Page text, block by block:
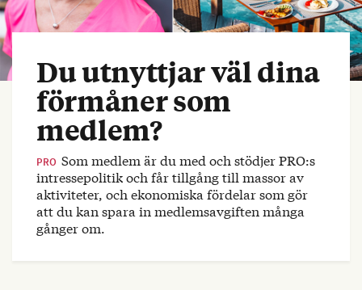
Du utnyttjar väl dina
förmåner som
medlem?
PRO Som medlem är du med och stödjer PRO:s
intressepolitik och får tillgång till massor av
aktiviteter, och ekonomiska fördelar som gör
att du kan spara in medlemsavgiften många
gånger om.